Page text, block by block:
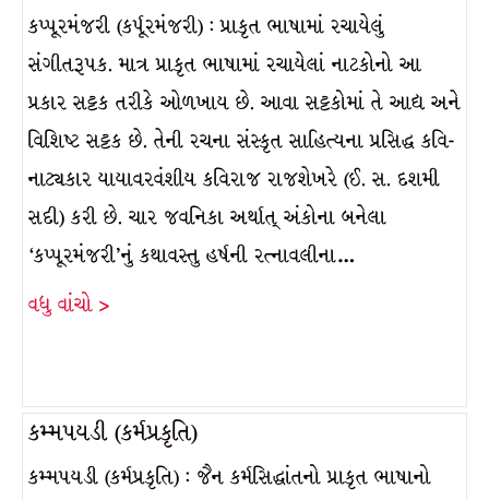
કપ્પૂરમંજરી (કર્પૂરમંજરી) : પ્રાકૃત ભાષામાં રચાયેલું
સંગીતરૂપક. માત્ર પ્રાકૃત ભાષામાં રચાયેલાં નાટકોનો આ
પ્રકાર સટ્ટક તરીકે ઓળખાય છે. આવા સટ્ટકોમાં તે આદ્ય અને
વિશિષ્ટ સટ્ટક છે. તેની રચના સંસ્કૃત સાહિત્યના પ્રસિદ્ધ કવિ-
નાટ્યકાર યાયાવરવંશીય કવિરાજ રાજશેખરે (ઈ. સ. દશમી
સદી) કરી છે. ચાર જવનિકા અર્થાત્ અંકોના બનેલા
‘કપ્પૂરમંજરી’નું કથાવસ્તુ હર્ષની રત્નાવલીના…
વધુ વાંચો >
કમ્મપયડી (કર્મપ્રકૃતિ)
કમ્મપયડી (કર્મપ્રકૃતિ) : જૈન કર્મસિદ્ધાંતનો પ્રાકૃત ભાષાનો